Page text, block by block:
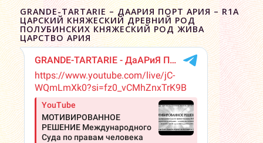
GRANDE-TARTARIE – ДААРИЯ ПОРТ АРИЯ – R1A
ЦАРСКИЙ КНЯЖЕСКИЙ ДРЕВНИЙ РОД
ПОЛУБИНСКИХ КНЯЖЕСКИЙ РОД ЖИВА
ЦАРСТВО АРИЯ